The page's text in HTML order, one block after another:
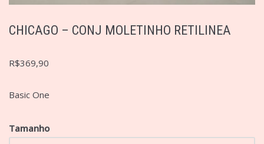
CHICAGO – CONJ MOLETINHO RETILINEA
R$369,90
Basic One
Tamanho